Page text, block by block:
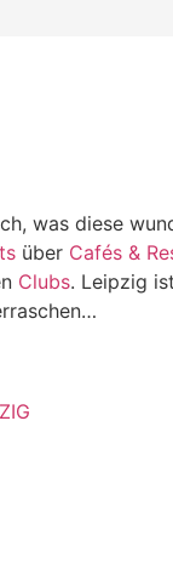
was diese
über Cafés &
Clubs. Leipzig